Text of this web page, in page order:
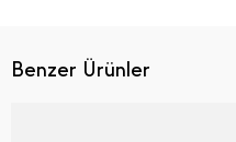
Benzer Ürünler